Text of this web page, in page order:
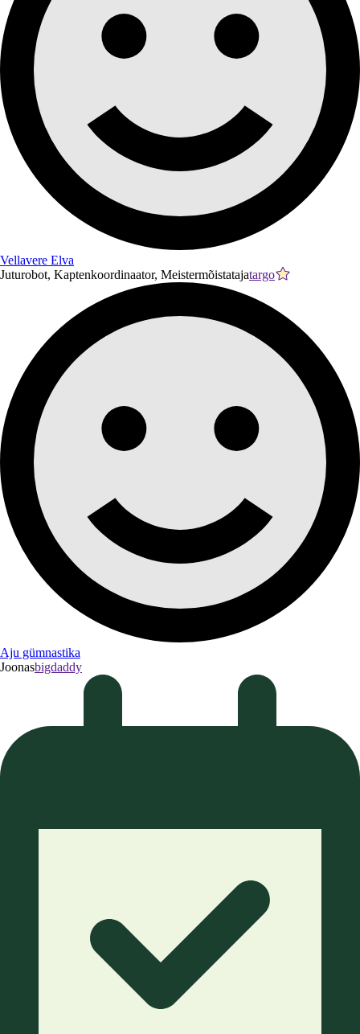
Vellavere Elva
Juturobot, Kaptenkoordinaator, Meistermõistatajatargo
Aju gümnastika
Joonasbigdaddy